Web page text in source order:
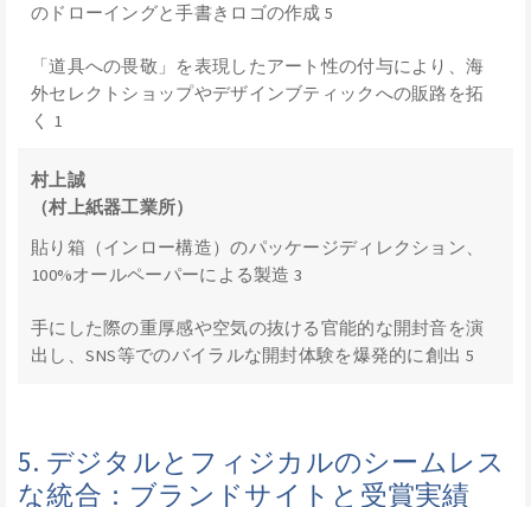
のドローイングと手書きロゴの作成 5
「道具への畏敬」を表現したアート性の付与により、海
外セレクトショップやデザインブティックへの販路を拓
く 1
村上誠
（村上紙器工業所）
貼り箱（インロー構造）のパッケージディレクション、
100%オールペーパーによる製造 3
手にした際の重厚感や空気の抜ける官能的な開封音を演
出し、SNS等でのバイラルな開封体験を爆発的に創出 5
5. デジタルとフィジカルのシームレス
な統合：ブランドサイトと受賞実績